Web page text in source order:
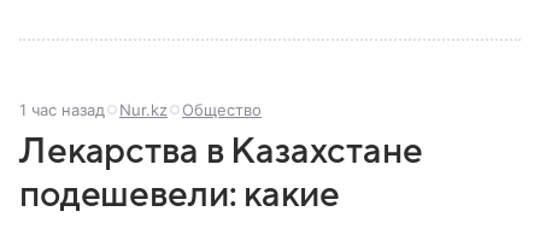
1 час назад Nur.kz Общество
Лекарства в Казахстане
подешевели: какие